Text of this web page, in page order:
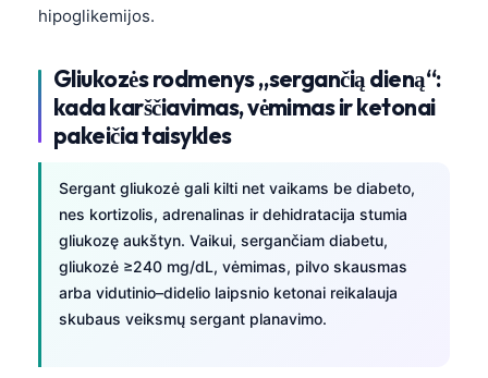
hipoglikemijos.
Gliukozės rodmenys „sergančią dieną“:
kada karščiavimas, vėmimas ir ketonai
pakeičia taisykles
Sergant gliukozė gali kilti net vaikams be diabeto,
nes kortizolis, adrenalinas ir dehidratacija stumia
gliukozę aukštyn. Vaikui, sergančiam diabetu,
gliukozė ≥240 mg/dL, vėmimas, pilvo skausmas
arba vidutinio–didelio laipsnio ketonai reikalauja
skubaus veiksmų sergant planavimo.